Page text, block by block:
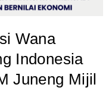
Wana
Indonesia
Juneng Mijil